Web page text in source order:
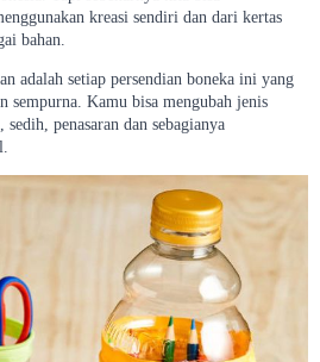
kreasi sendiri dan dari kertas
bahan.
adalah setiap persendian boneka ini yang
sempurna. Kamu bisa mengubah jenis
penasaran dan sebagianya